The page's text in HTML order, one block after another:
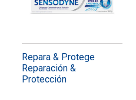
Repara & Protege
Reparación &
Protección